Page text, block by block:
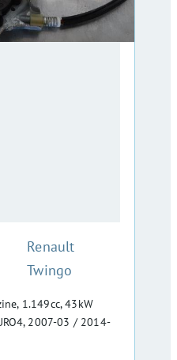
:Renault
Twingo
1.149cc, 43kW
2007-03 / 2014-